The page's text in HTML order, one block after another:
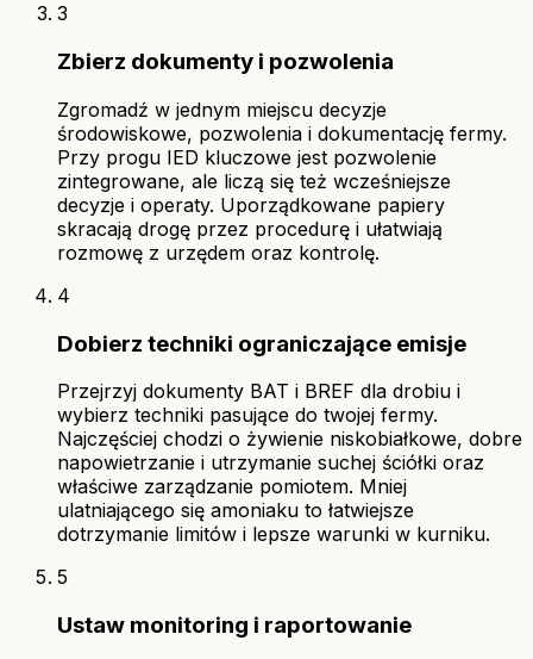
3
Zbierz dokumenty i pozwolenia
Zgromadź w jednym miejscu decyzje
środowiskowe, pozwolenia i dokumentację fermy.
Przy progu IED kluczowe jest pozwolenie
zintegrowane, ale liczą się też wcześniejsze
decyzje i operaty. Uporządkowane papiery
skracają drogę przez procedurę i ułatwiają
rozmowę z urzędem oraz kontrolę.
4
Dobierz techniki ograniczające emisje
Przejrzyj dokumenty BAT i BREF dla drobiu i
wybierz techniki pasujące do twojej fermy.
Najczęściej chodzi o żywienie niskobiałkowe, dobre
napowietrzanie i utrzymanie suchej ściółki oraz
właściwe zarządzanie pomiotem. Mniej
ulatniającego się amoniaku to łatwiejsze
dotrzymanie limitów i lepsze warunki w kurniku.
5
Ustaw monitoring i raportowanie